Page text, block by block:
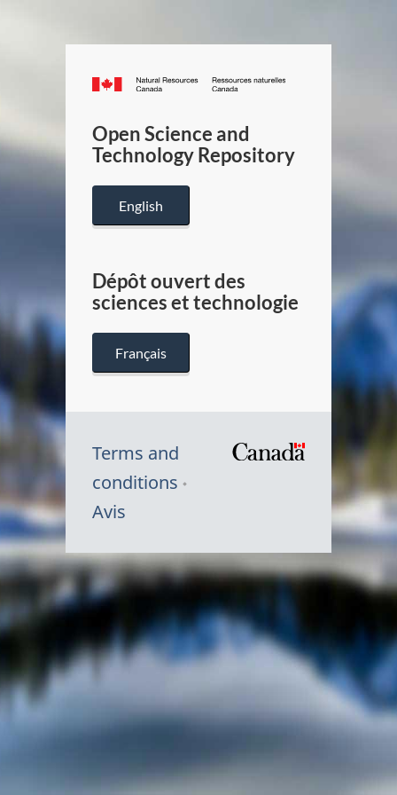
Canada.ca
/
Canada
Open Science and
Technology Repository
English
Dépôt ouvert des
sciences et technologie
Français
Terms and
conditions
Avis
Symbole
du
Canada